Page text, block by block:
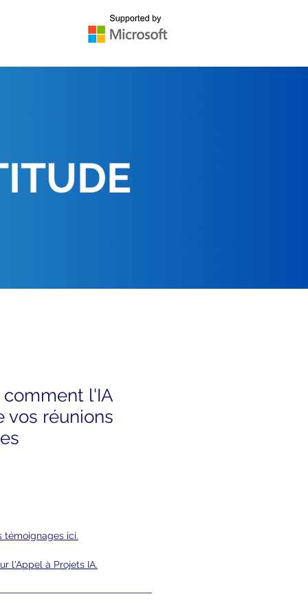
comment l'IA
vos réunions
témoignages ici.
l'Appel à Projets IA.